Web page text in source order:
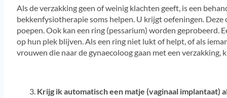
Als de verzakking geen of weinig klachten geeft, is een
bekkenfysiotherapie soms helpen. U krijgt oefeningen.
poepen. Ook kan een ring (pessarium) worden geprobeerd.
op hun plek blijven. Als een ring niet lukt of helpt, of als
vrouwen die naar de gynaecoloog gaan met een verzakking,
Krijg ik automatisch een matje (vaginaal implantaat)